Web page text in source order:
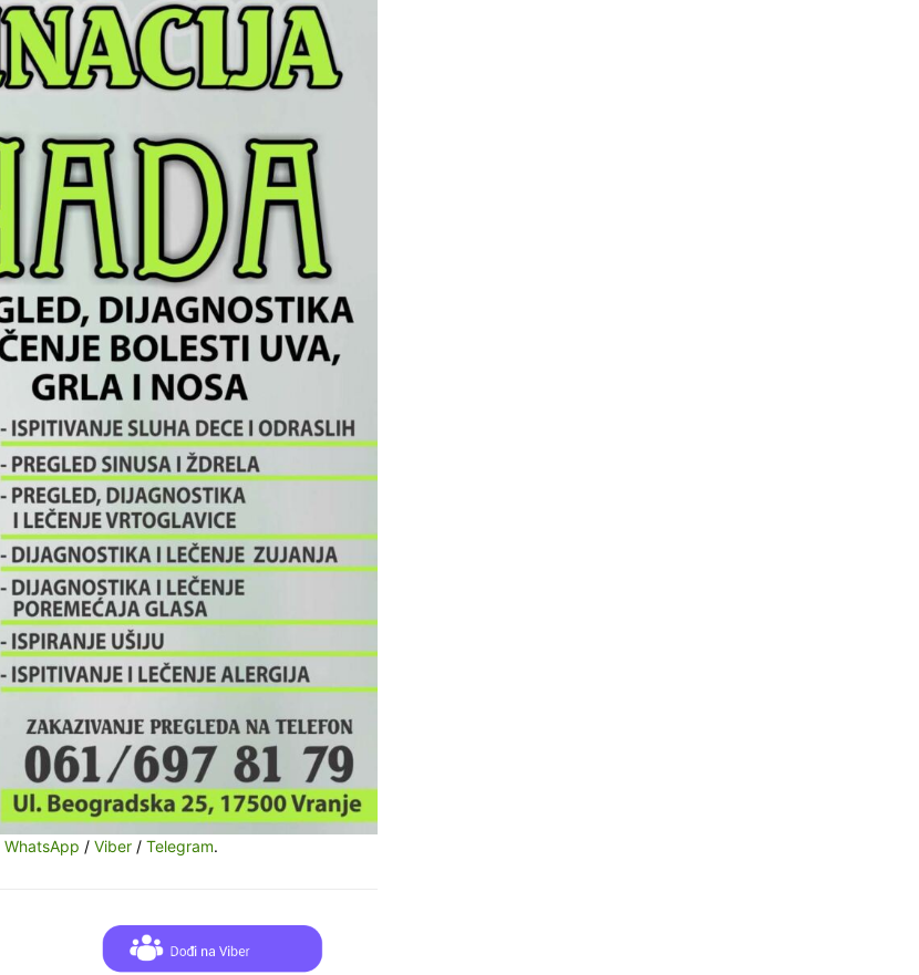
WhatsApp / Viber/ Telegram.